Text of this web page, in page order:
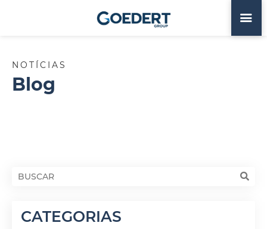
NOTÍCIAS
Blog
CATEGORIAS